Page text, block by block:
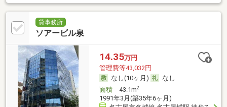
貸事務所
ソアービル泉
14.35万円
管理費等43,032円
なし(10ヶ月)
なし
面積43.1m2
1991年3月(築35年6ヶ月)